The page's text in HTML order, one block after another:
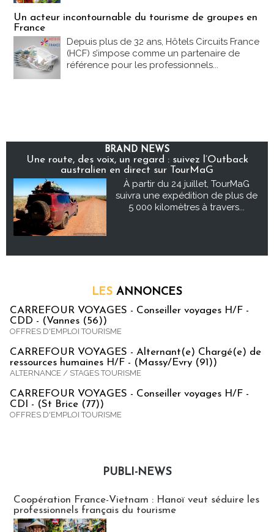
Un acteur incontournable du tourisme de groupes en
France
Depuis plus de 32 ans, Hôtels Circuits France
(HCF) s’impose comme un partenaire de
référence pour les professionnels...
BRAND NEWS
Une route, des voix, un regard : suivez l’Outback
australien en direct sur TourMaG
À partir du 24 juillet, TourMaG
suivra une expédition de plus de
5 000 kilomètres à travers...
LES ANNONCES
CARREFOUR VOYAGES - Conseiller voyages H/F -
CDD - (Vannes (56))
OFFRES D'EMPLOI TOURISME
CARREFOUR VOYAGES - Alternant(e) Chargé(e) de
ressources humaines H/F - (Massy/Evry (91))
ALTERNANCE / STAGES TOURISME
CARREFOUR VOYAGES - Conseiller voyages H/F -
CDI - (St Brice (77))
OFFRES D'EMPLOI TOURISME
PUBLI-NEWS
Coopération France-Vietnam : Hanoï veut séduire les
professionnels français du tourisme